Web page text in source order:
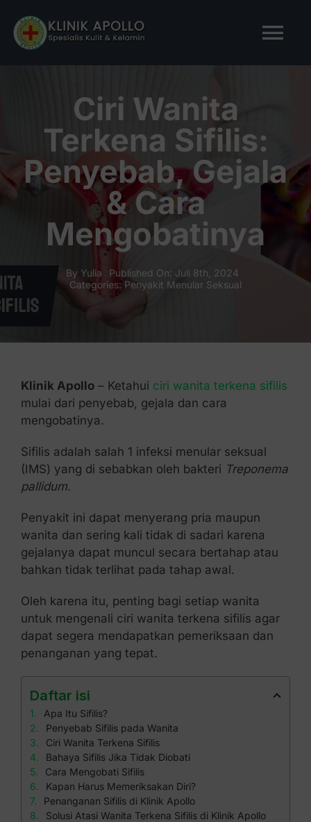
content
TENTANG KAMI
LAYANAN KAMI
ARTIKEL
Tanya Apollo
Ciri Wanita
Terkena Sifilis:
Penyebab, Gejala
& Cara
Mengobatinya
By Yulia
Published On: Juli 8th, 2024
Categories: Penyakit Menular Seksual
Klinik Apollo– Ketahui ciri wanita terkena sifilis
mulai dari penyebab, gejala dan cara
mengobatinya.
Sifilis adalah salah 1 infeksi menular seksual
(IMS) yang di sebabkan oleh bakteri Treponema
pallidum.
Penyakit ini dapat menyerang pria maupun
wanita dan sering kali tidak di sadari karena
gejalanya dapat muncul secara bertahap atau
bahkan tidak terlihat pada tahap awal.
Oleh karena itu, penting bagi setiap wanita
untuk mengenali ciri wanita terkena sifilis agar
dapat segera mendapatkan pemeriksaan dan
penanganan yang tepat.
Daftar isi
Apa Itu Sifilis?
Penyebab Sifilis pada Wanita
Ciri Wanita Terkena Sifilis
Bahaya Sifilis Jika Tidak Diobati
Cara Mengobati Sifilis
Kapan Harus Memeriksakan Diri?
Penanganan Sifilis di Klinik Apollo
Solusi Atasi Wanita Terkena Sifilis di Klinik Apollo